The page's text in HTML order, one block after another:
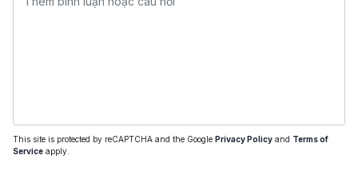
This site is protected by reCAPTCHA and the Google Privacy Policy and Terms of
Service apply.